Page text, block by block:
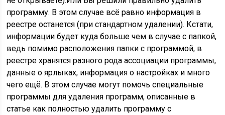
программу. В этом случае всё равно информация в
реестре останется (при стандартном удалении). Кстати,
информации будет куда больше чем в случае с папкой,
ведь помимо расположения папки с программой, в
реестре хранятся разного рода ассоциации программы,
данные о ярлыках, информация о настройках и много
чего ещё. В этом случае могут помочь специальные
программы для удаления программ, описанные в
статье как полностью удалить программу с